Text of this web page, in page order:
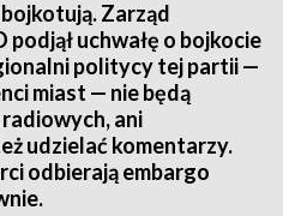
Zarząd
uchwałę o bojkocie
politycy tej partii —
miast — nie będą
ani
udzielać komentarzy.
odbierają embargo